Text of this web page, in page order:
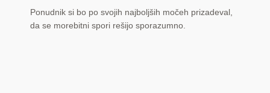
Ponudnik si bo po svojih najboljših močeh prizadeval,
da se morebitni spori rešijo sporazumno.